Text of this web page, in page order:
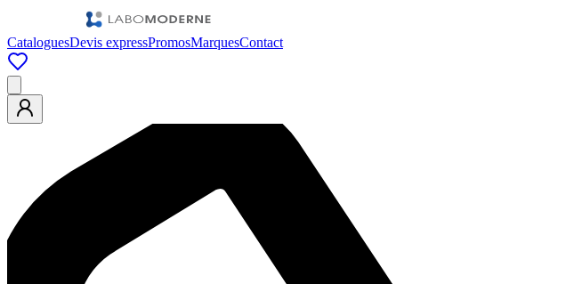
CataloguesDevis expressPromosMarquesContact